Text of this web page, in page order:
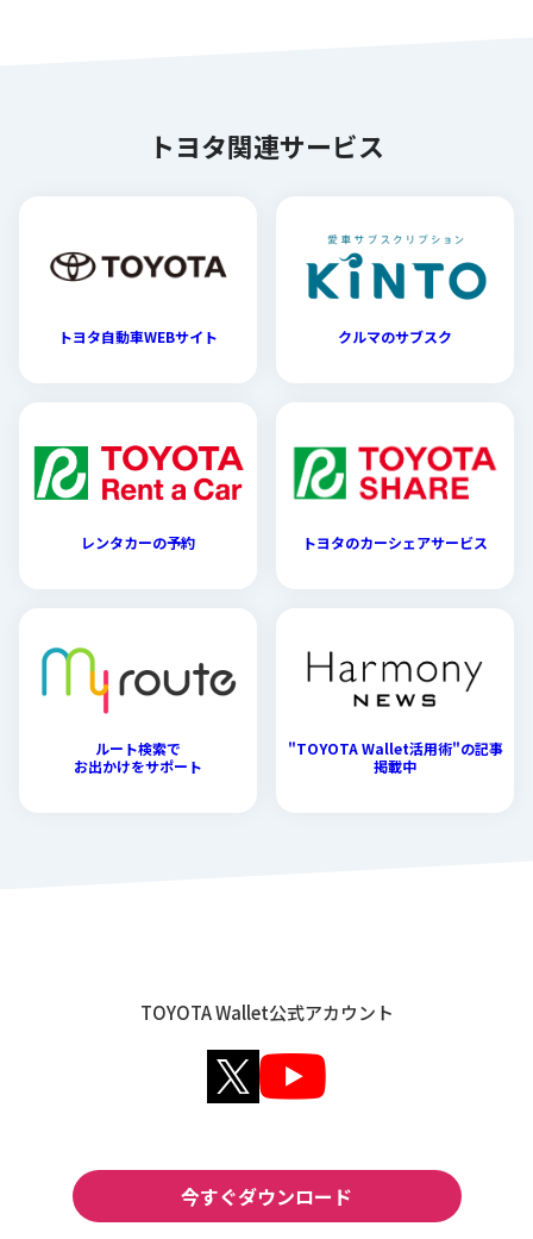
トヨタ関連サービス
トヨタ自動車WEBサイト クルマのサブスク
レンタカーの予約 トヨタのカーシェアサービス
ルート検索で
お出かけをサポート
"TOYOTA Wallet活用術"の記事
掲載中
TOYOTA Wallet公式アカウント
今すぐダウンロード